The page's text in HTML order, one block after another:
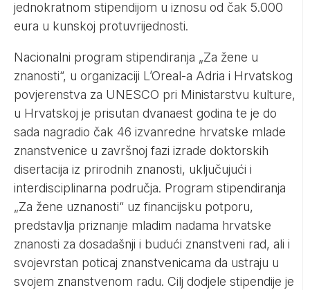
jednokratnom stipendijom u iznosu od čak 5.000
eura u kunskoj protuvrijednosti.
Nacionalni program stipendiranja „Za žene u
znanosti“, u organizaciji L’Oreal-a Adria i Hrvatskog
povjerenstva za UNESCO pri Ministarstvu kulture,
u Hrvatskoj je prisutan dvanaest godina te je do
sada nagradio čak 46 izvanredne hrvatske mlade
znanstvenice u završnoj fazi izrade doktorskih
disertacija iz prirodnih znanosti, uključujući i
interdisciplinarna područja. Program stipendiranja
„Za žene uznanosti“ uz financijsku potporu,
predstavlja priznanje mladim nadama hrvatske
znanosti za dosadašnji i budući znanstveni rad, ali i
svojevrstan poticaj znanstvenicama da ustraju u
svojem znanstvenom radu. Cilj dodjele stipendije je